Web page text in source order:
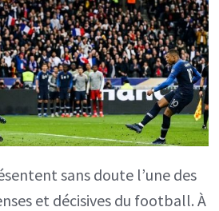
et
pour
réussir
les
tirs
sans doute l’une des
et décisives du football. À